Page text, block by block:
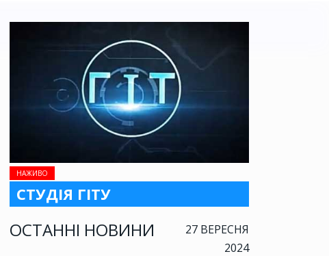
НАЖИВО
СТУДІЯ ГІТУ
ОСТАННІ НОВИНИ
27 ВЕРЕСНЯ
2024